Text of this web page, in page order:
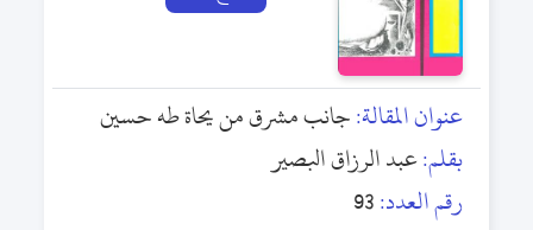
عنوان المقالة:جانب مشرق من يحاة طه حسين
بقلم:عبد الرزاق البصير
رقم العدد:93